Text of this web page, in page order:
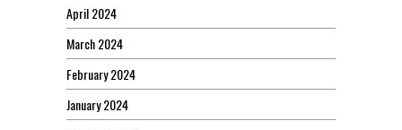
April 2024
March 2024
February 2024
January 2024